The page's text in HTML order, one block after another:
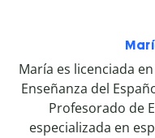
María es licenciada
Enseñanza del
Profesorado de
especializada en